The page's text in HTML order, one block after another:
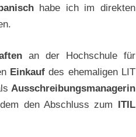
habe ich im direkten
an der Hochschule für
Einkauf des ehemaligen LIT
Ausschreibungsmanagerin
den Abschluss zum ITIL